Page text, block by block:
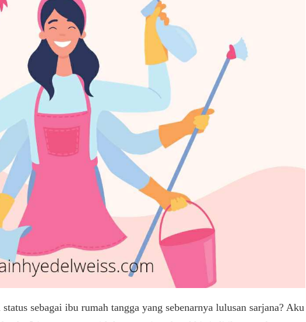
status sebagai ibu rumah tangga yang sebenarnya lulusan sarjana? Aku